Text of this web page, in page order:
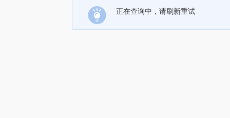
正在查询中，请刷新重试